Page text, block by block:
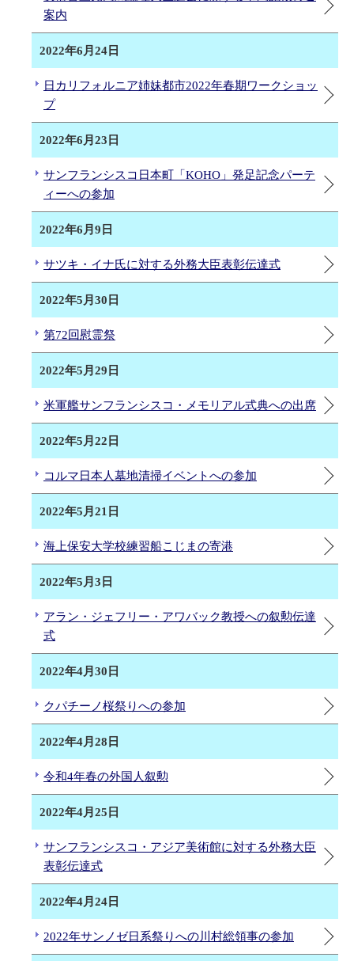
案内
2022年6月24日
日カリフォルニア姉妹都市2022年春期ワークショッ
プ
2022年6月23日
サンフランシスコ日本町「KOHO」発足記念パーテ
ィーへの参加
2022年6月9日
サツキ・イナ氏に対する外務大臣表彰伝達式
2022年5月30日
第72回慰霊祭
2022年5月29日
米軍艦サンフランシスコ・メモリアル式典への出席
2022年5月22日
コルマ日本人墓地清掃イベントへの参加
2022年5月21日
海上保安大学校練習船こじまの寄港
2022年5月3日
アラン・ジェフリー・アワバック教授への叙勲伝達
式
2022年4月30日
クパチーノ桜祭りへの参加
2022年4月28日
令和4年春の外国人叙勲
2022年4月25日
サンフランシスコ・アジア美術館に対する外務大臣
表彰伝達式
2022年4月24日
2022年サンノゼ日系祭りへの川村総領事の参加